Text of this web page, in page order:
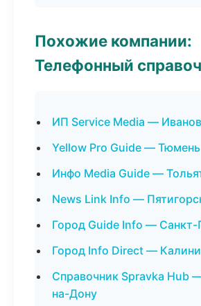
Похожие компании:
Телефонный
ИП Service Media —
Yellow Pro Guide — Тюмень
Инфо Media Guide —
News Link Info —
Город Guide Info — Санкт-
Город Info Direct —
Справочник Spravka Hub
на-Дону